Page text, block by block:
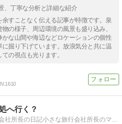
、丁寧な分析と詳細な紹介
すことなく伝える記事が特徴です。泉
の様子、周辺環境の風景も盛り込み、
な山間や海辺などロケーションの個性
掘り下げています。放浪気分と共に温
の視点も光ります。
1610
へ行く？
乗り物好きな小さな旅行会社所長の日記小さな旅行会社所長のマイペースブログ。日本の鉄道（ＪＲ・私鉄・地下鉄・路面電車・ケーブルカー）を全線制覇しました。